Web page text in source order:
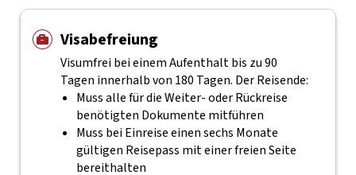
Visabefreiung
Visumfrei bei einem Aufenthalt bis zu 90
Tagen innerhalb von 180 Tagen. Der Reisende:
Muss alle für die Weiter- oder Rückreise
benötigten Dokumente mitführen
Muss bei Einreise einen sechs Monate
gültigen Reisepass mit einer freien Seite
bereithalten